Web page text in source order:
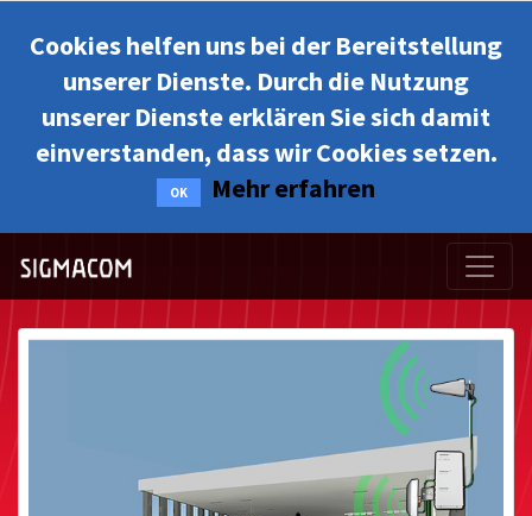
Cookies helfen uns bei der Bereitstellung
unserer Dienste. Durch die Nutzung
unserer Dienste erklären Sie sich damit
einverstanden, dass wir Cookies setzen.
OK Mehr erfahren